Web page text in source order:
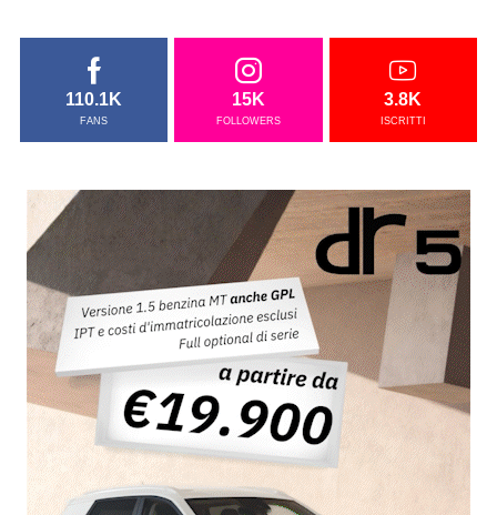
110.1K
FANS
15K
FOLLOWERS
3.8K
ISCRITTI